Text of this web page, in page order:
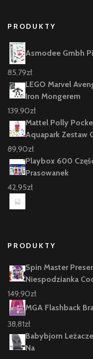
PRODUKTY
Asmodee Gmbh
85,79zł
LEGO Marvel
Iron Mongerem
139,90zł
Mattel Polly
Aquapark Zestaw
89,90zł
Playbox 600
Prasowanek
42,95zł
PRODUKTY
Spin Master
Niespodzianka
149,90zł
MGA Flashback
38,81zł
Babybjorn
Na